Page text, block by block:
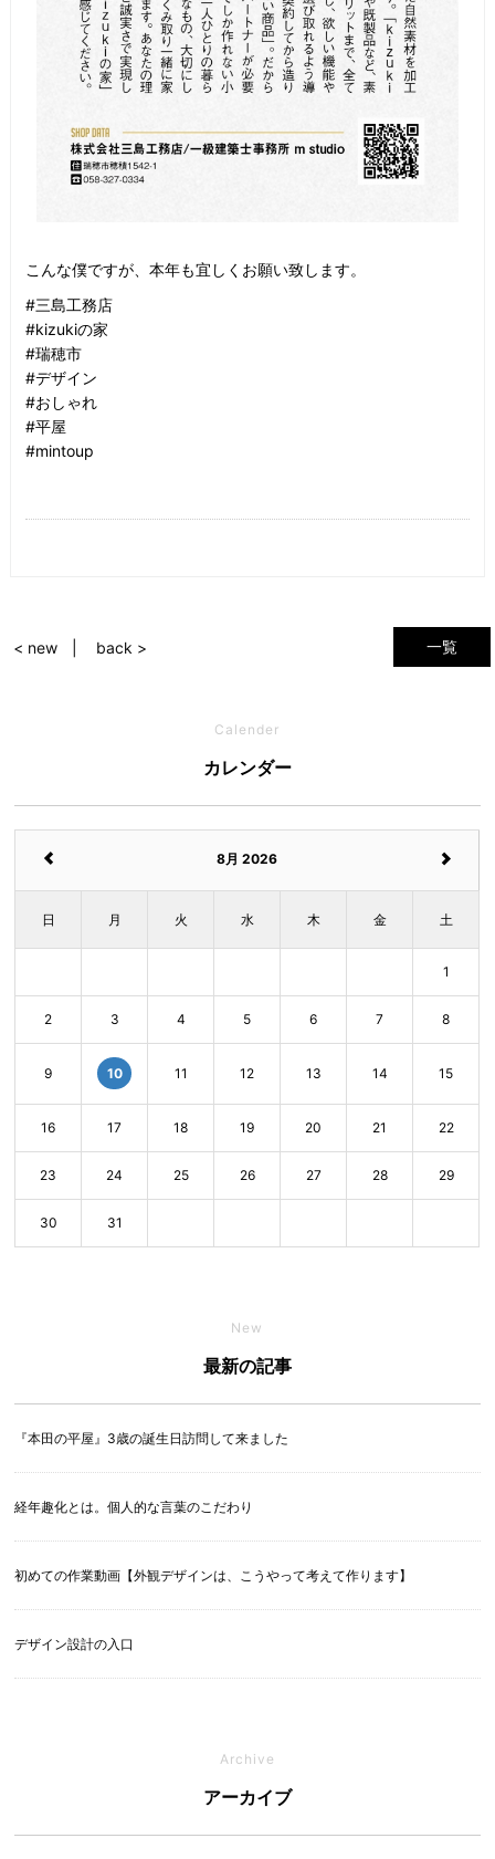
こんな僕ですが、本年も宜しくお願い致します。
#三島工務店
#kizukiの家
#瑞穂市
#デザイン
#おしゃれ
#平屋
#mintoup
一覧
< new back >
Calender
カレンダー
8月 2026
日 月 火 水 木 金 土
1
2 3 4 5 6 7 8
9 10 11 12 13 14 15
16 17 18 19 20 21 22
23 24 25 26 27 28 29
30 31
New
最新の記事
『本田の平屋』3歳の誕生日訪問して来ました
経年趣化とは。個人的な言葉のこだわり
初めての作業動画【外観デザインは、こうやって考えて作ります】
デザイン設計の入口
Archive
アーカイブ